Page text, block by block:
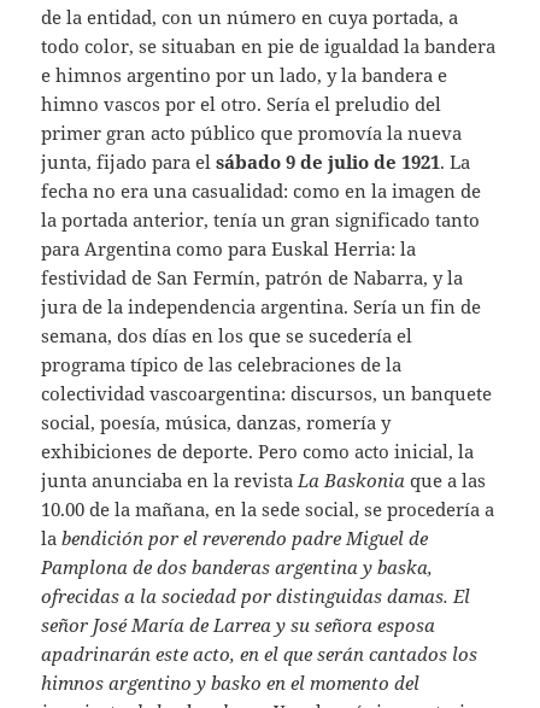
de la entidad, con un número en cuya portada, a
todo color, se situaban en pie de igualdad la bandera
e himnos argentino por un lado, y la bandera e
himno vascos por el otro. Sería el preludio del
primer gran acto público que promovía la nueva
junta, fijado para elsábado 9 de julio de 1921. La
fecha no era una casualidad: como en la imagen de
la portada anterior, tenía un gran significado tanto
para Argentina como para Euskal Herria: la
festividad de San Fermín, patrón de Nabarra, y la
jura de la independencia argentina. Sería un fin de
semana, dos días en los que se sucedería el
programa típico de las celebraciones de la
colectividad vascoargentina: discursos, un banquete
social, poesía, música, danzas, romería y
exhibiciones de deporte. Pero como acto inicial, la
junta anunciaba en la revistaLa Baskonia que a las
10.00 de la mañana, en la sede social, se procedería a
labendición por el reverendo padre Miguel de
Pamplona de dos banderas argentina y baska,
ofrecidas a la sociedad por distinguidas damas. El
señor José María de Larrea y su señora esposa
apadrinarán este acto, en el que serán cantados los
himnos argentino y basko en el momento del